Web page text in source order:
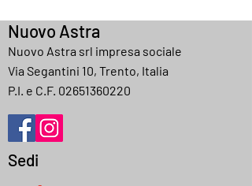
Nuovo Astra
Nuovo Astra srl impresa sociale
Via Segantini 10, Trento, Italia
P.I. e C.F. 02651360220
Sedi